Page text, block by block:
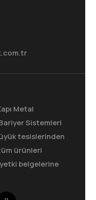
Metal
Sistemleri
tesislerinden
ürünleri
belgelerine